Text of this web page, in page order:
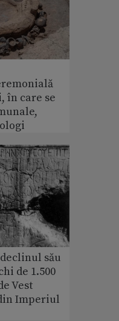
în care se
său
de 1.500
Vest
Imperiul